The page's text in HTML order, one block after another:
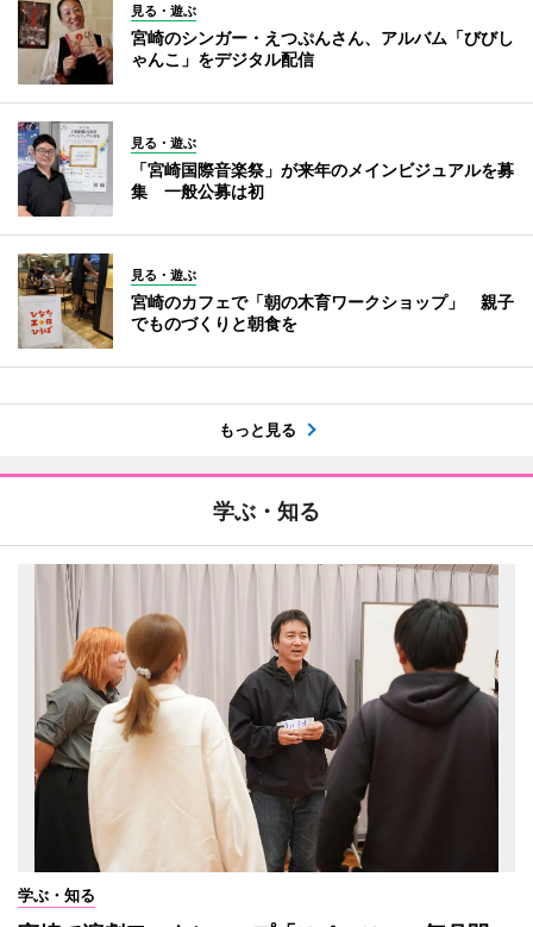
見る・遊ぶ
宮崎のシンガー・えつぷんさん、アルバム「びびし
ゃんこ」をデジタル配信
見る・遊ぶ
「宮崎国際音楽祭」が来年のメインビジュアルを募
集 一般公募は初
見る・遊ぶ
宮崎のカフェで「朝の木育ワークショップ」 親子
でものづくりと朝食を
もっと見る
学ぶ・知る
学ぶ・知る